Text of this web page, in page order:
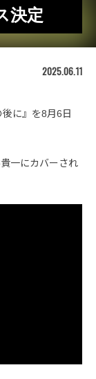
決定
2025.06.11
に』を8月6日
一にカバーされ